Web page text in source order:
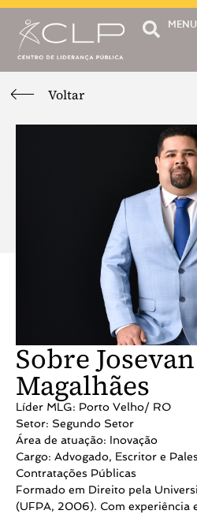
MENU
Voltar
Sobre
Magalhães
Líder MLG: Porto Velho/ RO
Setor: Segundo Setor
Área de atuação: Inovação
Cargo: Advogado, Escritor e
Contratações Públicas
Formado em Direito pela
(UFPA, 2006). Com experiência